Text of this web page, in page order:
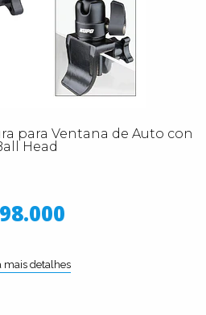
para Ventana de Auto con
Head
mais detalhes